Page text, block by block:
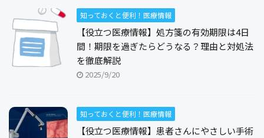
知っておくと便利！医療情報
【役立つ医療情報】処方箋の有効期限は4日
間！期限を過ぎたらどうなる？理由と対処法
を徹底解説
2025/9/20
知っておくと便利！医療情報
【役立つ医療情報】患者さんにやさしい手術